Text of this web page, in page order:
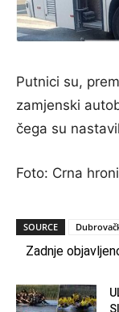
Putnici su,
zamjenski
čega su
Foto: Crna
SOURCE
Zadnje